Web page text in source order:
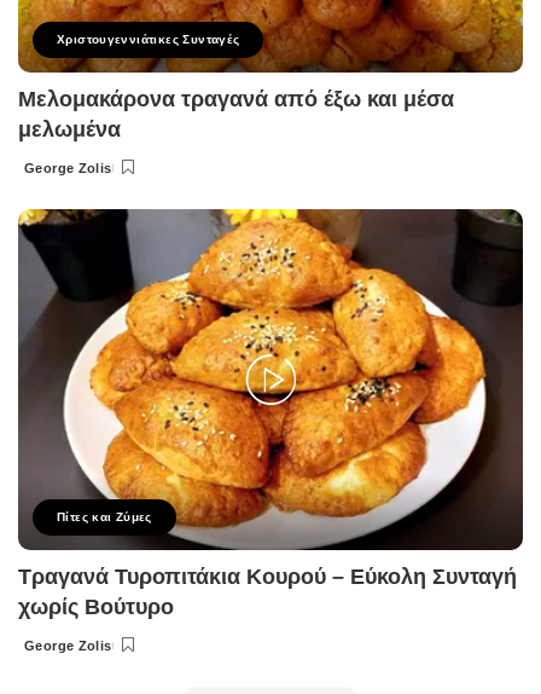
Χριστουγεννιάτικες Συνταγές
Μελομακάρονα τραγανά από έξω και μέσα
μελωμένα
Posted
George Zolis
Πίτες και Ζύμες
Τραγανά Τυροπιτάκια Κουρού – Εύκολη Συνταγή
χωρίς Βούτυρο
Posted
George Zolis